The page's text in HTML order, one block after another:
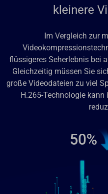
kleinere
Im Vergleich zur
flüssigeres Seherlebnis bei
Gleichzeitig müssen Sie
große Videodateien zu viel
H.265-Technologie kann
50%